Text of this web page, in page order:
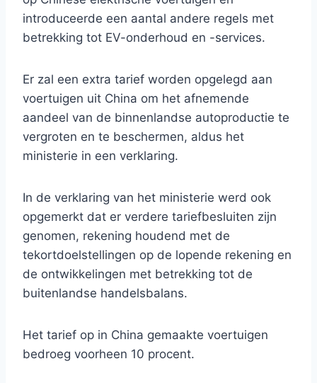
introduceerde een aantal andere regels met
betrekking tot EV-onderhoud en -services.
Er zal een extra tarief worden opgelegd aan
voertuigen uit China om het afnemende
aandeel van de binnenlandse autoproductie te
vergroten en te beschermen, aldus het
ministerie in een verklaring.
In de verklaring van het ministerie werd ook
opgemerkt dat er verdere tariefbesluiten zijn
genomen, rekening houdend met de
tekortdoelstellingen op de lopende rekening en
de ontwikkelingen met betrekking tot de
buitenlandse handelsbalans.
Het tarief op in China gemaakte voertuigen
bedroeg voorheen 10 procent.